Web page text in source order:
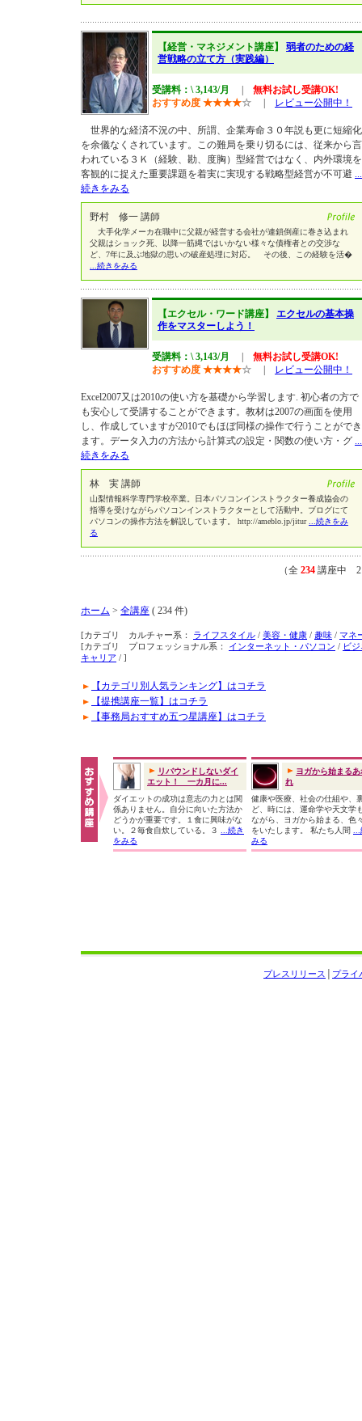
【経営・マネジメント講座】 弱者のための経
営戦略の立て方（実践編）
受講料：\ 3,143/月
無料お試し受講OK!
おすすめ度 ★★★★☆ レビュー公開中！
世界的な経済不況の中、所謂、企業寿命３０年説も更に短縮化
を余儀なくされています。この難局を乗り切るには、従来から言
われている３Ｋ（経験、勘、度胸）型経営ではなく、内外環境を
客観的に捉えた重要課題を着実に実現する戦略型経営が不可避 ...
続きをみる
野村 修一 講師
大手化学メーカ在職中に父親が経営する会社が連鎖倒産に巻き込まれ
父親はショック死、以降一筋縄ではいかない様々な債権者との交渉な
ど、7年に及ぶ地獄の思いの破産処理に対応。 その後、この経験を活�
...続きをみる
【エクセル・ワード講座】 エクセルの基本操
作をマスターしよう！
受講料：\ 3,143/月
無料お試し受講OK!
おすすめ度 ★★★★☆ レビュー公開中！
Excel2007又は2010の使い方を基礎から学習します. 初心者の方で
も安心して受講することができます。教材は2007の画面を使用
し、作成していますが2010でもほぼ同様の操作で行うことができ
ます。データ入力の方法から計算式の設定・関数の使い方・グ ...
続きをみる
林 実 講師
山梨情報科学専門学校卒業。日本パソコンインストラクター養成協会の
指導を受けながらパソコンインストラクターとして活動中。ブログにて
パソコンの操作方法を解説しています。 http://ameblo.jp/jitur
...続きをみ
る
（全 234 講座中
ホーム > 全講座 ( 234 件)
[カテゴリ カルチャー系： ライフスタイル / 美容・健康 / 趣味 / マネ
[カテゴリ プロフェッショナル系： インターネット・パソコン / ビ
キャリア / ]
【カテゴリ別人気ランキング】はコチラ
【提携講座一覧】はコチラ
【事務局おすすめ五つ星講座】はコチラ
リバウンドしないダイ
エット！ 一カ月に...
ダイエットの成功は意志の力とは関
係ありません。自分に向いた方法か
どうかが重要です。１食に興味がな
い。２毎食自炊している。３
...続き
をみる
ヨガから始まるあ
れ
健康や医療、社会の仕組や、
ど、時には、運命学や天文学
ながら、ヨガから始まる、色
をいたします。 私たち人間
みる
プライ
プレスリリース